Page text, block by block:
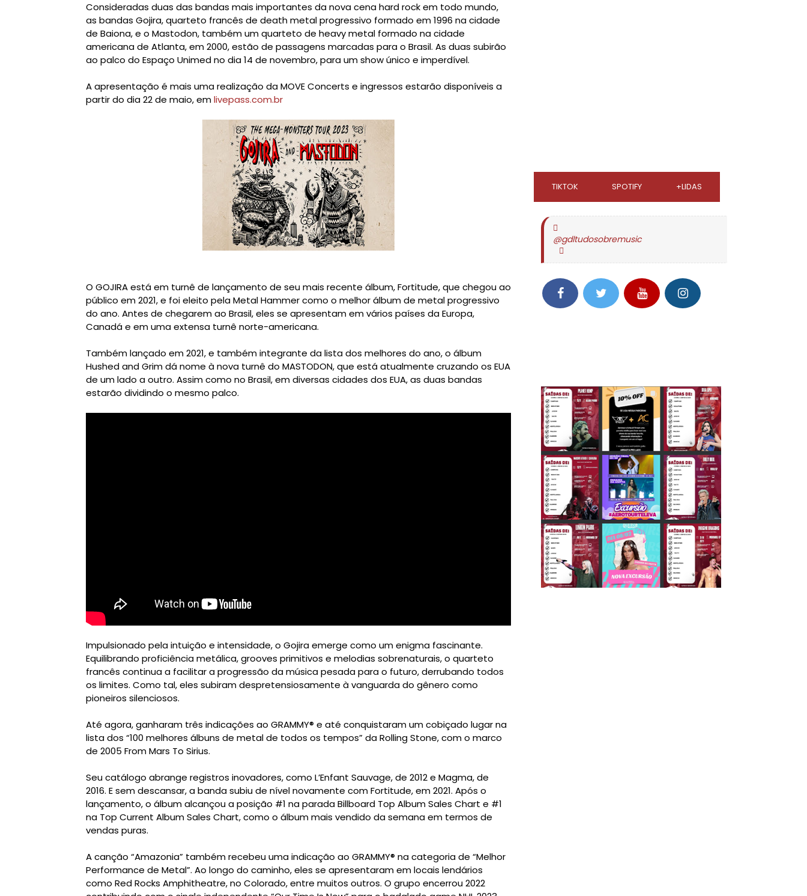
Consideradas duas das bandas mais importantes da nova cena hard rock em todo mundo,
as bandas Gojira, quarteto francês de death metal progressivo formado em 1996 na cidade
de Baiona, e o Mastodon, também um quarteto de heavy metal formado na cidade
americana de Atlanta, em 2000, estão de passagens marcadas para o Brasil. As duas subirão
ao palco do Espaço Unimed no dia 14 de novembro, para um show único e imperdível.
A apresentação é mais uma realização da MOVE Concerts e ingressos estarão disponíveis a
partir do dia 22 de maio, emlivepass.com.br
O GOJIRA está em turnê de lançamento de seu mais recente álbum, Fortitude, que chegou ao
público em 2021, e foi eleito pela Metal Hammer como o melhor álbum de metal progressivo
do ano. Antes de chegarem ao Brasil, eles se apresentam em vários países da Europa,
Canadá e em uma extensa turnê norte-americana.
Também lançado em 2021, e também integrante da lista dos melhores do ano, o álbum
Hushed and Grim dá nome à nova turnê do MASTODON, que está atualmente cruzando os EUA
de um lado a outro. Assim como no Brasil, em diversas cidades dos EUA, as duas bandas
estarão dividindo o mesmo palco.
Impulsionado pela intuição e intensidade, o Gojira emerge como um enigma fascinante.
Equilibrando proficiência metálica, grooves primitivos e melodias sobrenaturais, o quarteto
francês continua a facilitar a progressão da música pesada para o futuro, derrubando todos
os limites. Como tal, eles subiram despretensiosamente à vanguarda do gênero como
pioneiros silenciosos.
Até agora, ganharam três indicações ao GRAMMY® e até conquistaram um cobiçado lugar na
lista dos “100 melhores álbuns de metal de todos os tempos” da Rolling Stone, com o marco
de 2005 From Mars To Sirius.
Seu catálogo abrange registros inovadores, como L’Enfant Sauvage, de 2012 e Magma, de
2016. E sem descansar, a banda subiu de nível novamente com Fortitude, em 2021. Após o
lançamento, o álbum alcançou a posição #1 na parada Billboard Top Album Sales Chart e #1
na Top Current Album Sales Chart, como o álbum mais vendido da semana em termos de
vendas puras.
A canção “Amazonia” também recebeu uma indicação ao GRAMMY® na categoria de “Melhor
Performance de Metal”. Ao longo do caminho, eles se apresentaram em locais lendários
como Red Rocks Amphitheatre, no Colorado, entre muitos outros. O grupo encerrou 2022
TIKTOK SPOTIFY +LIDAS
@gdltudosobremusic